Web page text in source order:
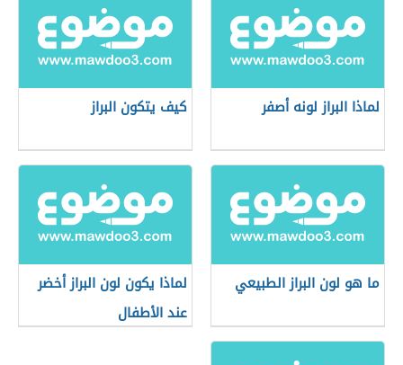
لماذا البراز لونه أصفر كيف يتكون البراز
ما هو لون البراز الطبيعي
لماذا يكون لون البراز أخضر
عند الأطفال